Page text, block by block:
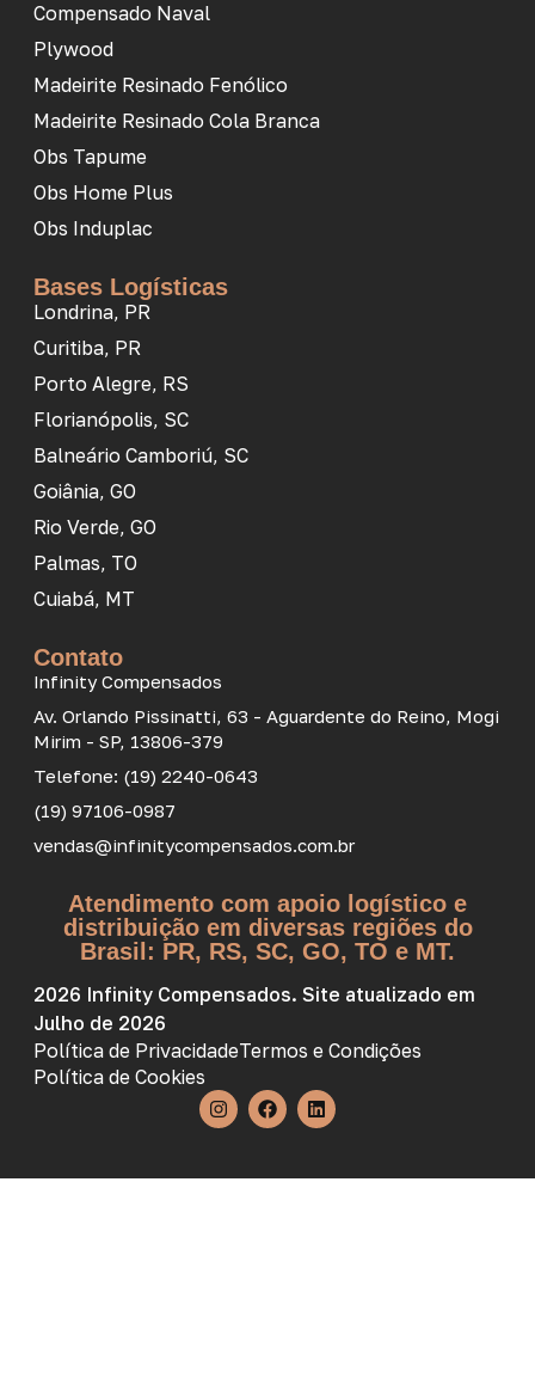
Compensado Naval
Plywood
Madeirite Resinado Fenólico
Madeirite Resinado Cola Branca
Obs Tapume
Obs Home Plus
Obs Induplac
Bases Logísticas
Londrina, PR
Curitiba, PR
Porto Alegre, RS
Florianópolis, SC
Balneário Camboriú, SC
Goiânia, GO
Rio Verde, GO
Palmas, TO
Cuiabá, MT
Contato
Infinity Compensados
Av. Orlando Pissinatti, 63 - Aguardente do Reino, Mogi
Mirim - SP, 13806-379
Telefone: (19) 2240-0643
(19) 97106-0987
vendas@infinitycompensados.com.br
Atendimento com apoio logístico e
distribuição em diversas regiões do
Brasil: PR, RS, SC, GO, TO e MT.
2026 Infinity Compensados. Site atualizado em
Julho de 2026
Política de PrivacidadeTermos e Condições
Política de Cookies